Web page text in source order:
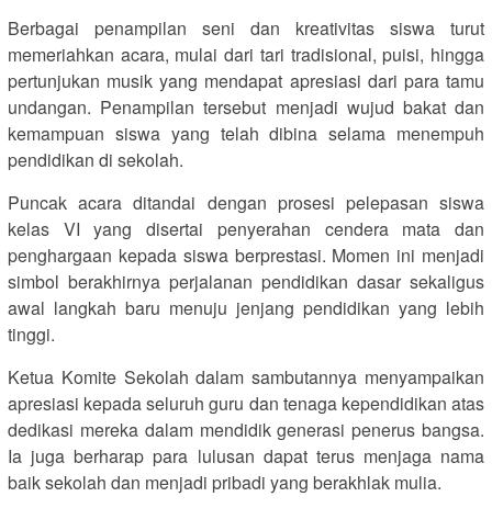
Berbagai penampilan seni dan kreativitas siswa turut
memeriahkan acara, mulai dari tari tradisional, puisi, hingga
pertunjukan musik yang mendapat apresiasi dari para tamu
undangan. Penampilan tersebut menjadi wujud bakat dan
kemampuan siswa yang telah dibina selama menempuh
pendidikan di sekolah.
Puncak acara ditandai dengan prosesi pelepasan siswa
kelas VI yang disertai penyerahan cendera mata dan
penghargaan kepada siswa berprestasi. Momen ini menjadi
simbol berakhirnya perjalanan pendidikan dasar sekaligus
awal langkah baru menuju jenjang pendidikan yang lebih
tinggi.
Ketua Komite Sekolah dalam sambutannya menyampaikan
apresiasi kepada seluruh guru dan tenaga kependidikan atas
dedikasi mereka dalam mendidik generasi penerus bangsa.
Ia juga berharap para lulusan dapat terus menjaga nama
baik sekolah dan menjadi pribadi yang berakhlak mulia.